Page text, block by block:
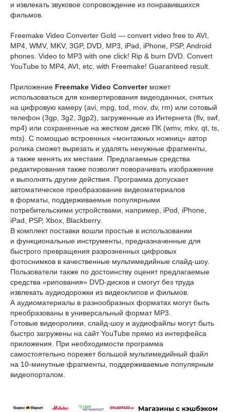
и извлекать звуковое сопровождение из понравившихся
фильмов.
Freemake Video Converter Gold — convert video free to AVI,
MP4, WMV, MKV, 3GP, DVD, MP3, iPad, iPhone, PSP, Android
phones. Video to MP3 with one click! Rip & burn DVD. Convert
YouTube to MP4, AVI, etc. with Freemake! Guaranteed result.
Приложение Freemake Video Converterможет
использоваться для конвертирования видеоданных, снятых
на цифровую камеру (avi, mpg, tod, mov, dv, rm) или сотовый
телефон (3gp, 3g2, 3gp2), загруженные из Интернета (flv, swf,
mp4) или сохраненные на жестком диске ПК (wmv, mkv, qt, ts,
mts). С помощью встроенных «монтажных ножниц» автор
ролика сможет вырезать и удалять ненужные фрагменты,
а также менять их местами. Предлагаемые средства
редактирования также позволят поворачивать изображение
и выполнять другие действия. Программа допускает
автоматическое преобразование видеоматериалов
в форматы, поддерживаемые популярными
потребительскими устройствами, например, iPod, iPhone,
iPad, PSP, Xbox, Blackberry.
В комплект поставки вошли простые в использовании
и функциональные инструменты, предназначенные для
быстрого превращения разрозненных цифровых
фотоснимков в качественные мультимедийные слайд-шоу.
Пользователи также по достоинству оценят предлагаемые
средства «рипования» DVD-дисков и смогут без труда
извлекать аудиодорожки из видеоклипов и фильмов.
А аудиоматериалы в разнообразных форматах могут быть
преобразованы в универсальный формат MP3.
Готовые видеоролики, слайд-шоу и аудиофайлы могут быть
быстро загружены на сайт YouTube прямо из интерфейса
приложения. При необходимости программа
самостоятельно порежет большой мультимедийный файл
на 10-минутные фрагменты, поддерживаемые популярным
видеопорталом.